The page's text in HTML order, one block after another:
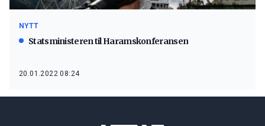
NYTT
Statsministeren til Haramskonferansen
20.01.2022 08:24